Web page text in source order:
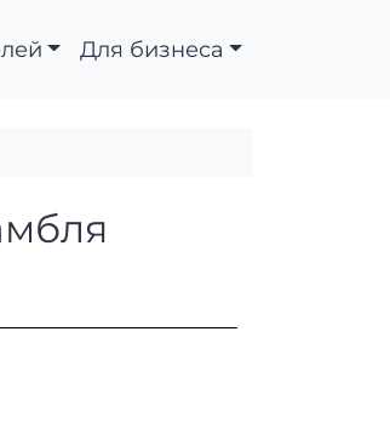
Для бизнеса
ансамбля